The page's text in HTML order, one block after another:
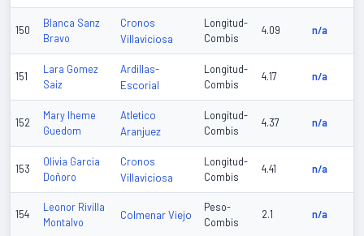
150
Blanca Sanz
Bravo
Cronos
Villaviciosa
Longitud-
Combis
4.09 n/a
151
Lara Gomez
Saiz
Ardillas-
Escorial
Longitud-
Combis
4.17 n/a
152
Mary Iheme
Guedom
Atletico
Aranjuez
Longitud-
Combis
4.37 n/a
153
Olivia Garcia
Doñoro
Cronos
Villaviciosa
Longitud-
Combis
4.41 n/a
154
Leonor Rivilla
Montalvo
Colmenar Viejo
Peso-
Combis
2.1 n/a